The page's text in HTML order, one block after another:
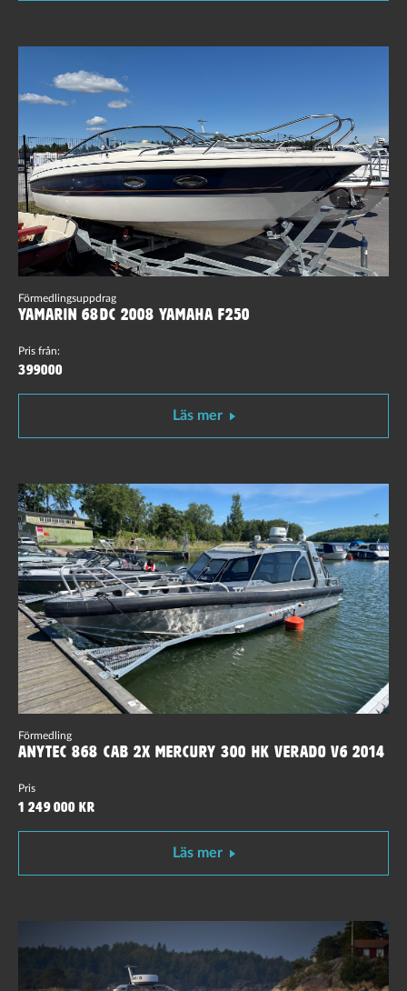
Förmedlingsuppdrag
Yamarin 68DC 2008 Yamaha F250
Pris från:
399000
Läs mer
Förmedling
Anytec 868 CAB 2x Mercury 300 hk Verado V6 2014
Pris
1 249 000 kr
Läs mer